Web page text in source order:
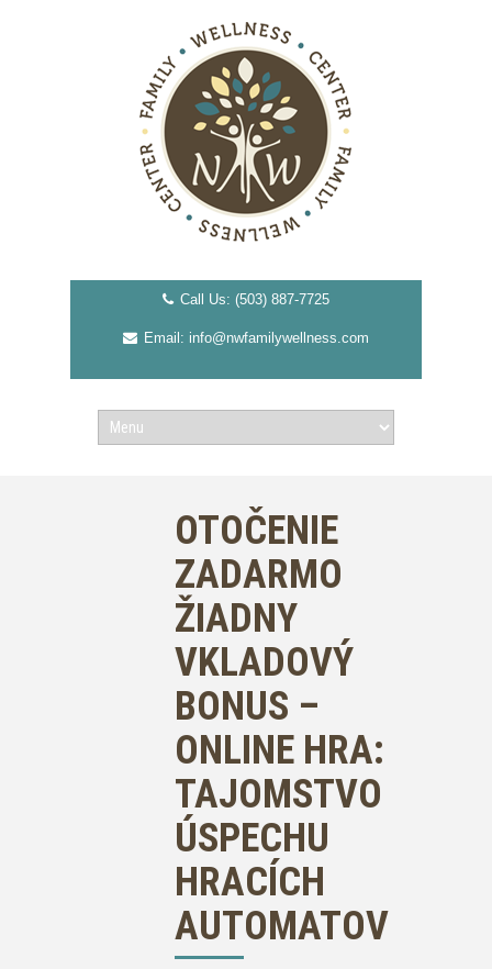
Call Us: (503) 887-7725
Email: info@nwfamilywellness.com
OTOČENIE
ZADARMO
ŽIADNY
VKLADOVÝ
BONUS –
ONLINE HRA:
TAJOMSTVO
ÚSPECHU
HRACÍCH
AUTOMATOV